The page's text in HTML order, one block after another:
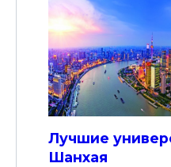
Лучшие
Шанхая